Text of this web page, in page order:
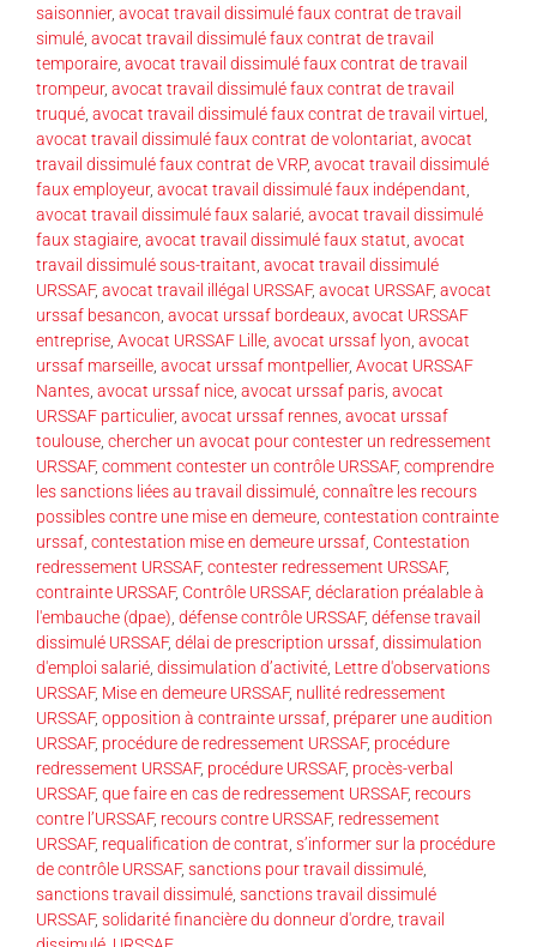
saisonnier, avocat travail dissimulé faux contrat de travail
simulé avocat travail dissimulé faux contrat de travail
temporaire avocat travail dissimulé faux contrat de travail
trompeur, avocat travail dissimulé faux contrat de travail
truqué avocat travail dissimulé faux contrat de travail virtuel
avocat travail dissimulé faux contrat de volontariat avocat
travail dissimulé faux contrat de VRP, avocat travail dissimulé
faux employeur, avocat travail dissimulé faux indépendant
avocat travail dissimulé faux salarié avocat travail dissimulé
faux stagiaire avocat travail dissimulé faux statut avocat
travail dissimulé sous-traitant avocat travail dissimulé
URSSAF, avocat travail illégal URSSAF, avocat URSSAF, avocat
urssaf besancon avocat urssaf bordeaux avocat URSSAF
entreprise Avocat URSSAF Lille avocat urssaf lyon avocat
urssaf marseille avocat urssaf montpellier, Avocat URSSAF
Nantes avocat urssaf nice avocat urssaf paris avocat
URSSAF particulier, avocat urssaf rennes avocat urssaf
toulouse chercher un avocat pour contester un redressement
URSSAF, comment contester un contrôle URSSAF, comprendre
les sanctions liées au travail dissimulé connaître les recours
possibles contre une mise en demeure contestation contrainte
urssaf contestation mise en demeure urssaf Contestation
redressement URSSAF, contester redressement URSSAF,
contrainte URSSAF, Contrôle URSSAF, déclaration préalable à
l'embauche (dpae) défense contrôle URSSAF, défense travail
dissimulé URSSAF, délai de prescription urssaf dissimulation
d'emploi salarié dissimulation d’activité Lettre d'observations
URSSAF, Mise en demeure URSSAF, nullité redressement
URSSAF, opposition à contrainte urssaf préparer une audition
URSSAF, procédure de redressement URSSAF, procédure
redressement URSSAF, procédure URSSAF, procès-verbal
URSSAF, que faire en cas de redressement URSSAF, recours
contre l’URSSAF, recours contre URSSAF, redressement
URSSAF, requalification de contrat s’informer sur la procédure
de contrôle URSSAF, sanctions pour travail dissimulé
sanctions travail dissimulé sanctions travail dissimulé
URSSAF, solidarité financière du donneur d'ordre travail